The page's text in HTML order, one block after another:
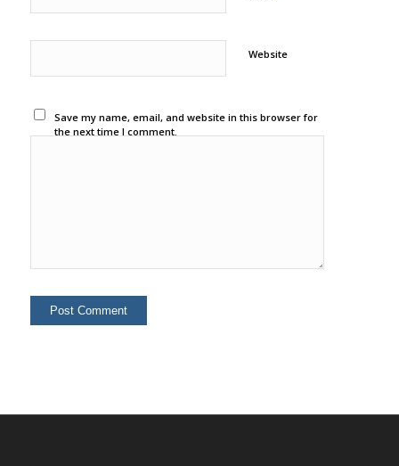
Website
Save my name, email, and website in this browser for
the next time I comment.